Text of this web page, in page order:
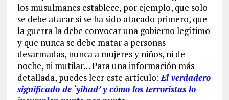
los musulmanes establece, por ejemplo, que solo
se debe atacar si se ha sido atacado primero, que
la guerra la debe convocar una gobierno legítimo
y que nunca se debe matar a personas
desarmadas, nunca a mujeres y niños, ni de
noche, ni mutilar… Para una información más
detallada, puedes leer este artículo:El verdadero
significado de ‘yihad’ y cómo los terroristas lo